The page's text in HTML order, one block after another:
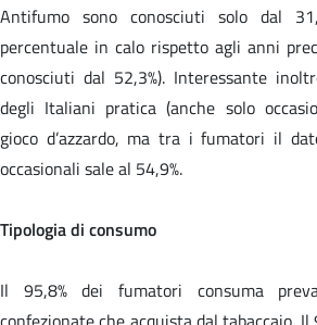
Antifumo sono conosciuti solo dal
percentuale in calo rispetto agli anni
conosciuti dal 52,3%). Interessante
degli Italiani pratica (anche solo
gioco d’azzardo, ma tra i fumatori il
occasionali sale al 54,9%.
Tipologia di consumo
Il 95,8% dei fumatori consuma